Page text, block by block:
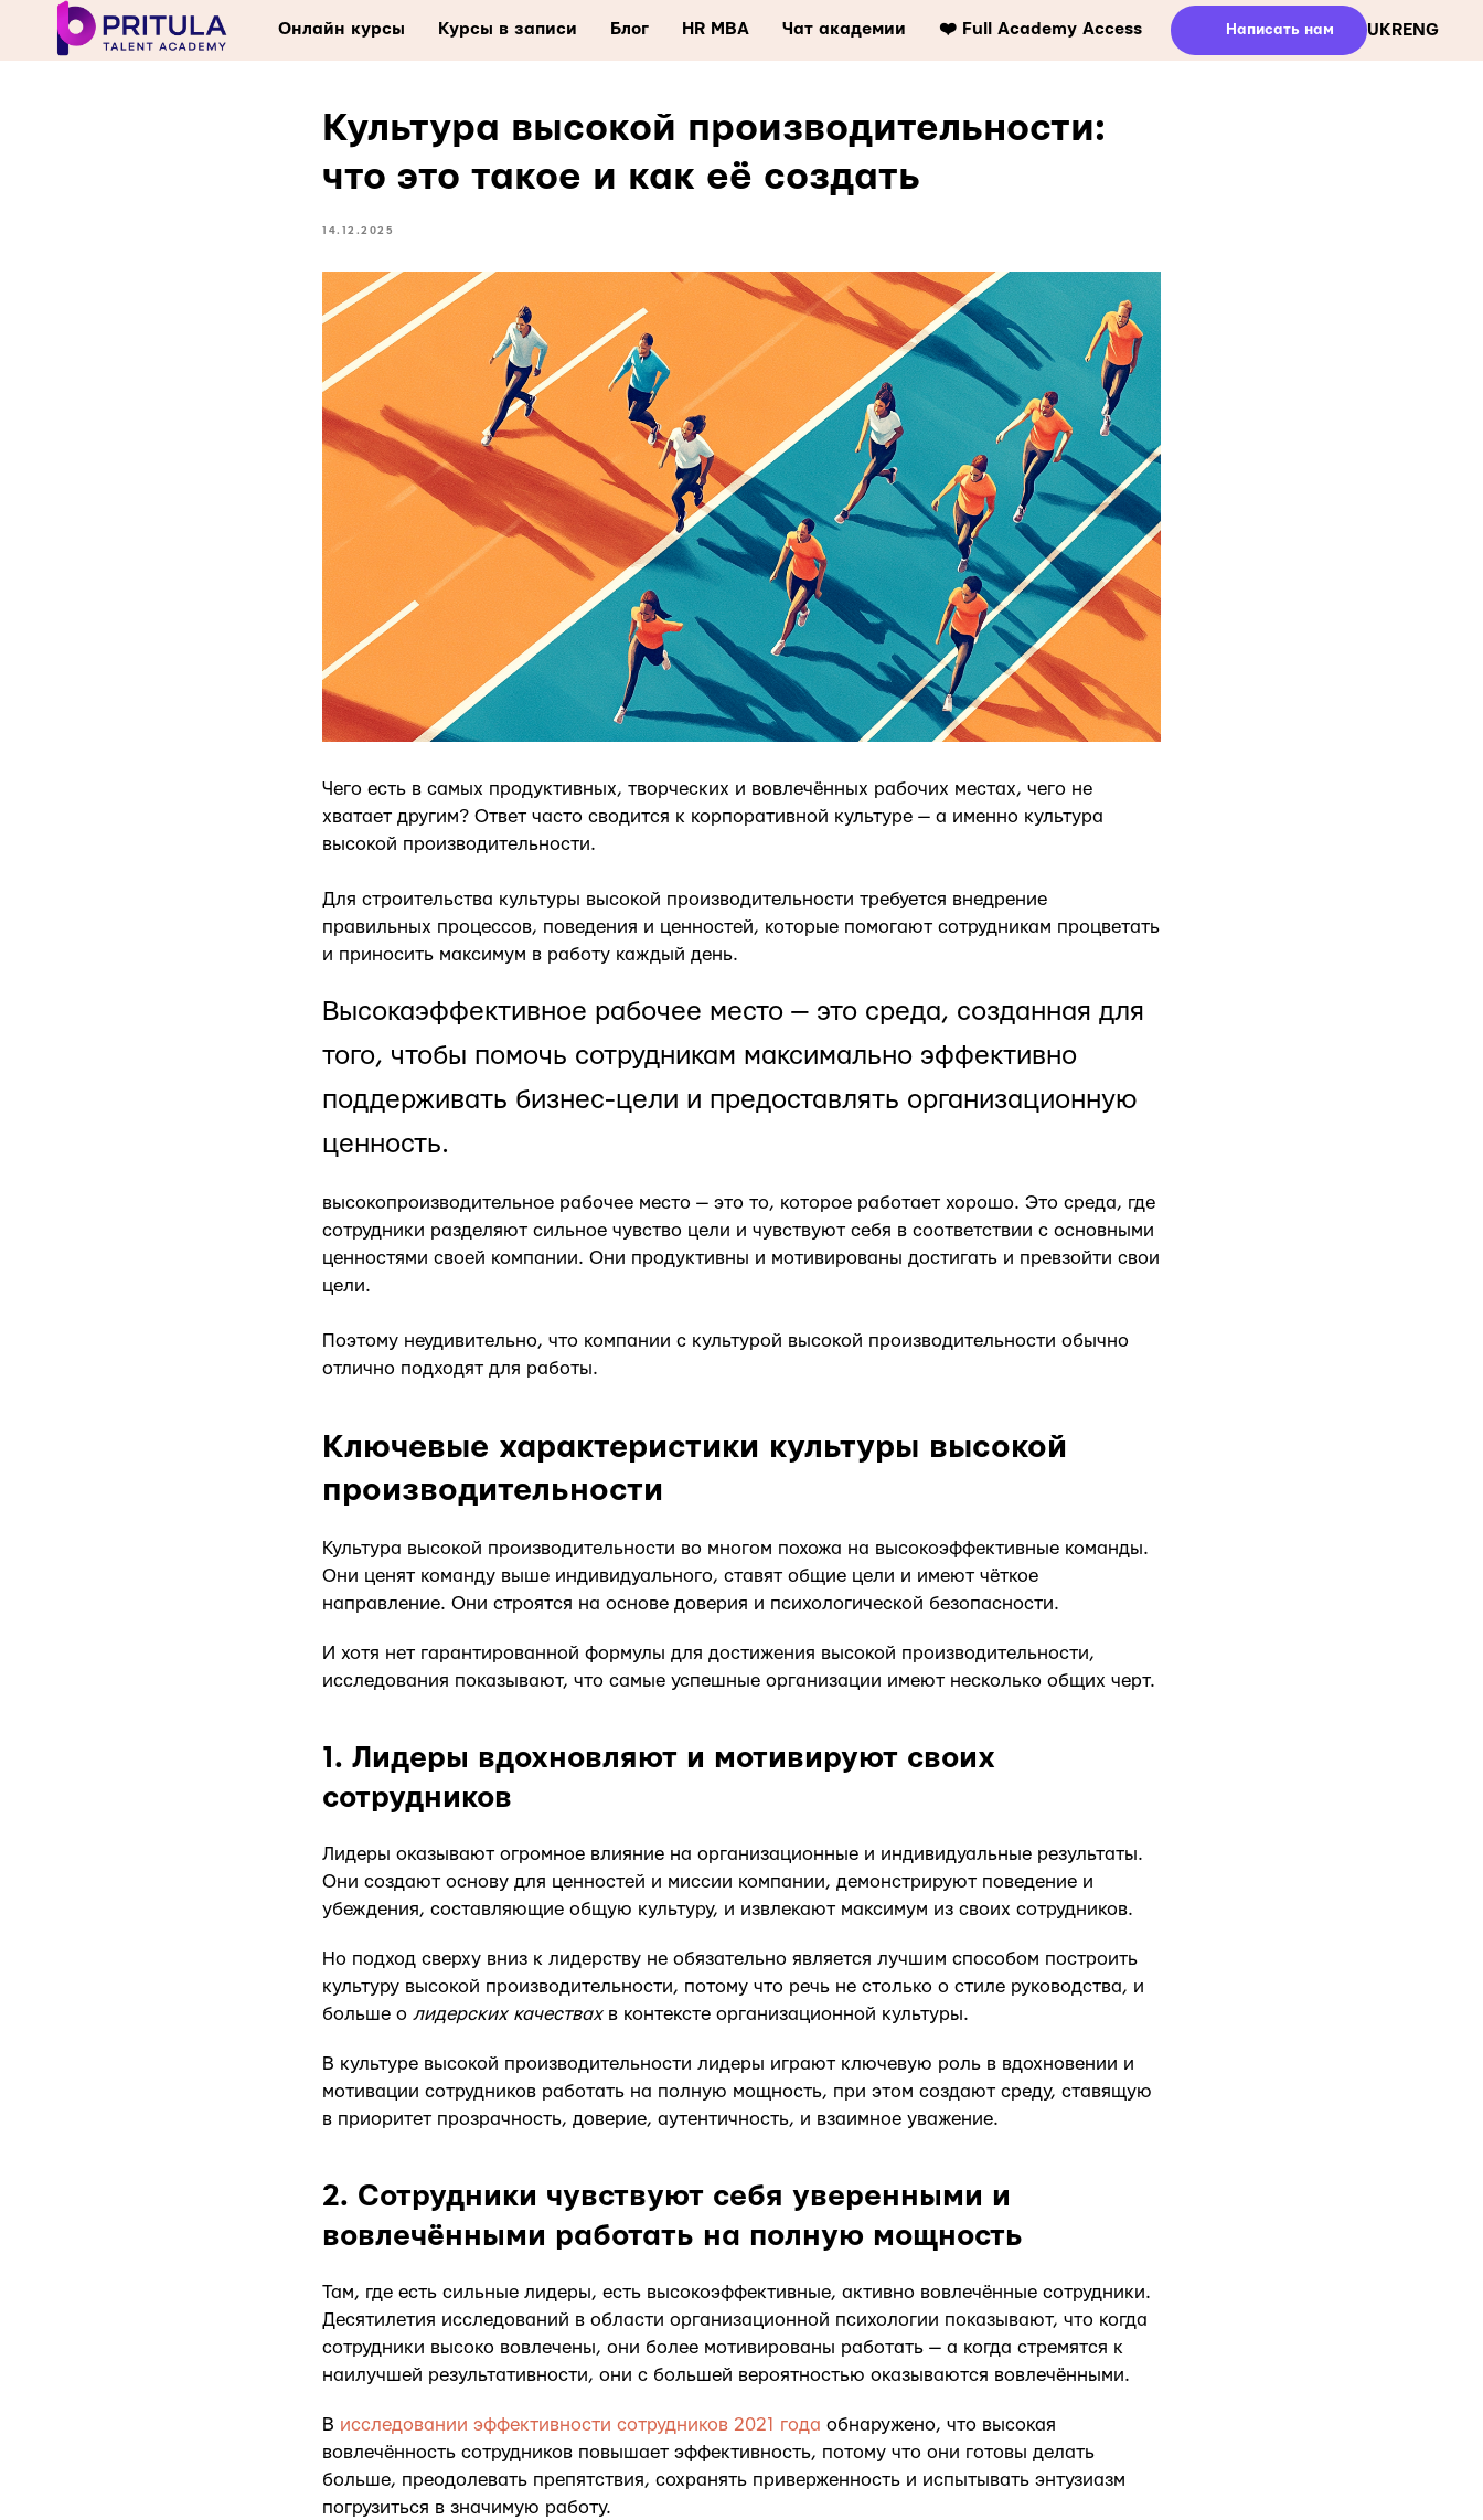
Онлайн курсы Курсы в записи Блог HR MBA Чат академии ❤️ Full Academy Access Написать нам UKR ENG
Культура высокой производительности:
что это такое и как её создать
14.12.2025
Чего есть в самых продуктивных, творческих и вовлечённых рабочих местах, чего не
хватает другим? Ответ часто сводится к корпоративной культуре — а именно культура
высокой производительности.
Для строительства культуры высокой производительности требуется внедрение
правильных процессов, поведения и ценностей, которые помогают сотрудникам процветать
и приносить максимум в работу каждый день.
Высокаэффективное рабочее место — это среда, созданная для
того, чтобы помочь сотрудникам максимально эффективно
поддерживать бизнес-цели и предоставлять организационную
ценность.
высокопроизводительное рабочее место — это то, которое работает хорошо. Это среда, где
сотрудники разделяют сильное чувство цели и чувствуют себя в соответствии с основными
ценностями своей компании. Они продуктивны и мотивированы достигать и превзойти свои
цели.
Поэтому неудивительно, что компании с культурой высокой производительности обычно
отлично подходят для работы.
Ключевые характеристики культуры высокой
производительности
Культура высокой производительности во многом похожа на высокоэффективные команды.
Они ценят команду выше индивидуального, ставят общие цели и имеют чёткое
направление. Они строятся на основе доверия и психологической безопасности.
И хотя нет гарантированной формулы для достижения высокой производительности,
исследования показывают, что самые успешные организации имеют несколько общих черт.
1. Лидеры вдохновляют и мотивируют своих
сотрудников
Лидеры оказывают огромное влияние на организационные и индивидуальные результаты.
Они создают основу для ценностей и миссии компании, демонстрируют поведение и
убеждения, составляющие общую культуру, и извлекают максимум из своих сотрудников.
Но подход сверху вниз к лидерству не обязательно является лучшим способом построить
культуру высокой производительности, потому что речь не столько о стиле руководства, и
больше о лидерских качествахв контексте организационной культуры.
В культуре высокой производительности лидеры играют ключевую роль в вдохновении и
мотивации сотрудников работать на полную мощность, при этом создают среду, ставящую
в приоритет прозрачность, доверие, аутентичность, и взаимное уважение.
2. Сотрудники чувствуют себя уверенными и
вовлечёнными работать на полную мощность
Там, где есть сильные лидеры, есть высокоэффективные, активно вовлечённые сотрудники.
Десятилетия исследований в области организационной психологии показывают, что когда
сотрудники высоко вовлечены, они более мотивированы работать — а когда стремятся к
наилучшей результативности, они с большей вероятностью оказываются вовлечёнными.
В исследовании эффективности сотрудников 2021 года обнаружено, что высокая
вовлечённость сотрудников повышает эффективность, потому что они готовы делать
больше, преодолевать препятствия, сохранять приверженность и испытывать энтузиазм
погрузиться в значимую работу.